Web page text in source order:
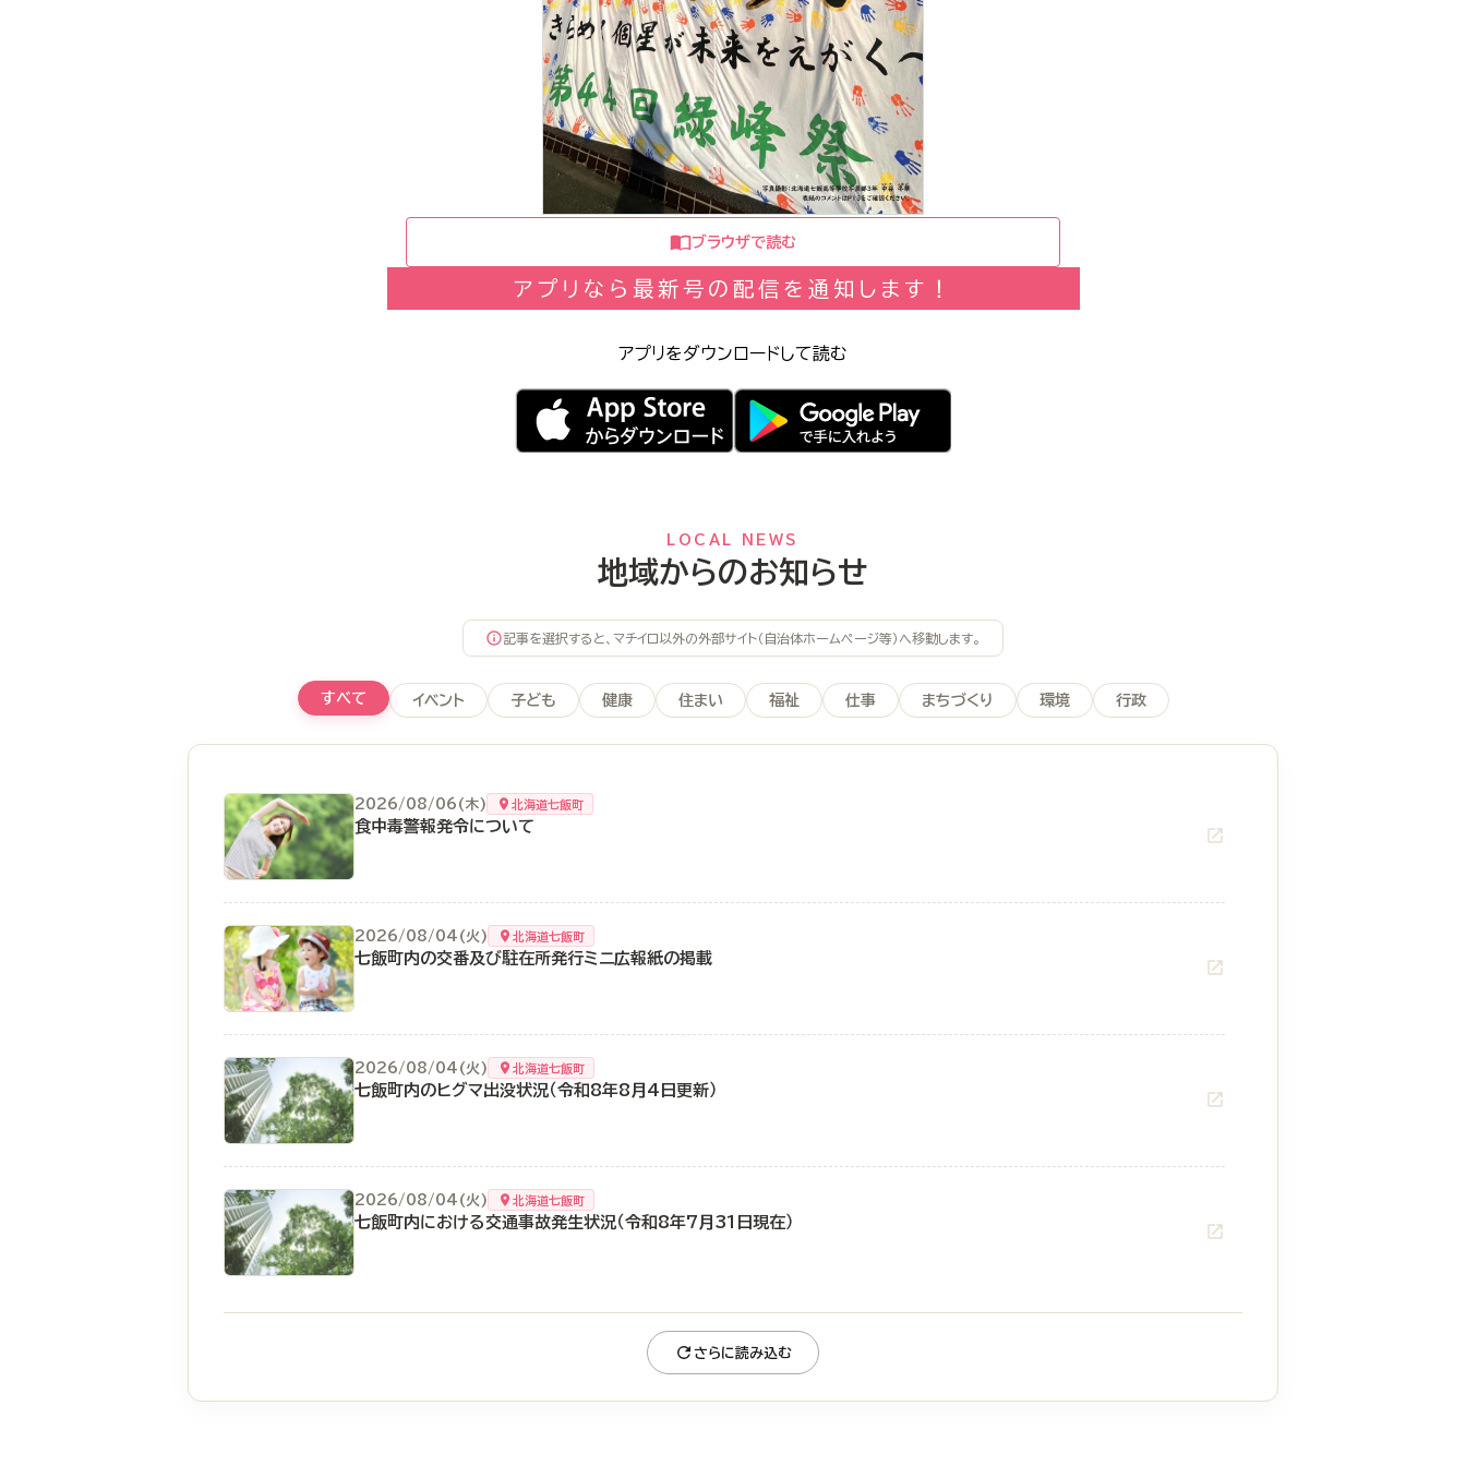
ブラウザで読む
アプリなら最新号の配信を通知します！
アプリをダウンロードして読む
LOCAL NEWS
地域からのお知らせ
記事を選択すると、マチイロ以外の外部サイト（自治体ホームページ等）へ移動します。
すべて イベント 子ども 健康 住まい 福祉 仕事 まちづくり 環境 行政
2026/08/06(木) 北海道七飯町
食中毒警報発令について
2026/08/04(火) 北海道七飯町
七飯町内の交番及び駐在所発行ミニ広報紙の掲載
2026/08/04(火) 北海道七飯町
七飯町内のヒグマ出没状況（令和8年8月4日更新）
2026/08/04(火) 北海道七飯町
七飯町内における交通事故発生状況（令和8年7月31日現在）
さらに読み込む